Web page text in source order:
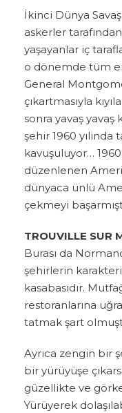
İkinci Dünya
askerler
yaşayanlar iç
o dönemde tüm
General
çıkartmasıyla
sonra yavaş
şehir 1960
kavuşuluyor…
düzenlenen
dünyaca ünlü
çekmeyi
TROUVILLE SUR
Burası da
şehirlerin
kasabasıdır.
restoranlarına
tatmak şart
Ayrıca zengin bir
bir yürüyüşe
güzellikte ve
Yürüyerek